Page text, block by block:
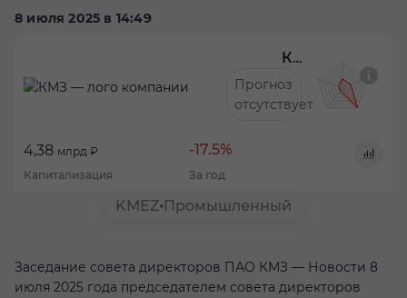
8 июля 2025 в 14:49
КМЗ
Прогноз
отсутствует
4,38 млрд ₽ -17.5%
Капитализация За год
KMEZ Промышленный
Заседание совета директоров ПАО КМЗ — Новости 8
июля 2025 года председателем совета директоров